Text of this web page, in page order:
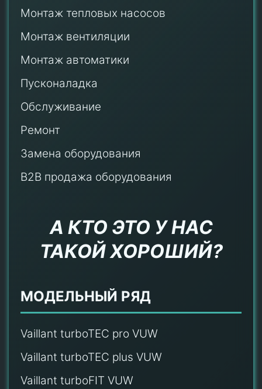
Монтаж тепловых насосов
Монтаж вентиляции
Монтаж автоматики
Пусконаладка
Обслуживание
Ремонт
Замена оборудования
B2B продажа оборудования
А КТО ЭТО У НАС
ТАКОЙ ХОРОШИЙ?
МОДЕЛЬНЫЙ РЯД
Vaillant turboTEC pro VUW
Vaillant turboTEC plus VUW
Vaillant turboFIT VUW